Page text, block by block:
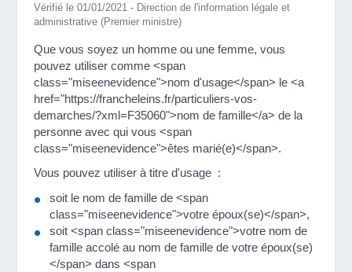
Vérifié le 01/01/2021 - Direction de l'information légale et
administrative (Premier ministre)
Que vous soyez un homme ou une femme, vous
pouvez utiliser comme <span
class="miseenevidence">nom d'usage</span> le <a
href="https://francheleins.fr/particuliers-vos-
demarches/?xml=F35060">nom de famille</a> de la
personne avec qui vous <span
class="miseenevidence">êtes marié(e)</span>.
Vous pouvez utiliser à titre d'usage :
soit le nom de famille de <span
class="miseenevidence">votre époux(se)</span>,
soit <span class="miseenevidence">votre nom de
famille accolé au nom de famille de votre époux(se)
</span> dans <span